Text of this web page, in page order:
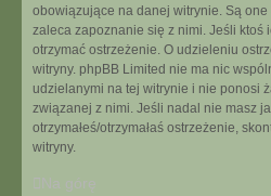
obowiązujące na danej witrynie. Są
zaleca zapoznanie się z nimi. Jeśli ktoś
otrzymać ostrzeżenie. O udzieleniu
witryny. phpBB Limited nie ma nic
udzielanymi na tej witrynie i nie ponosi
związanej z nimi. Jeśli nadal nie masz
otrzymałeś/otrzymałaś ostrzeżenie,
witryny.
Na górę